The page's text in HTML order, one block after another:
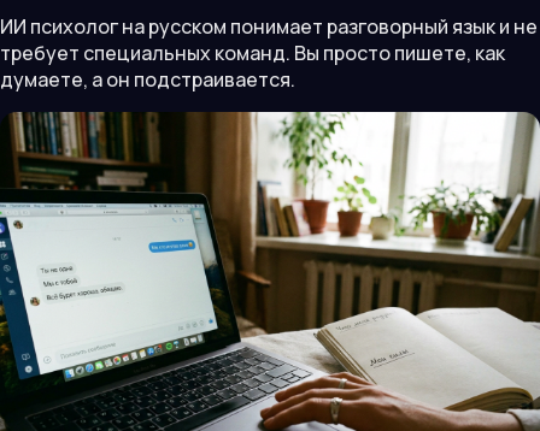
ИИ психолог на русском понимает разговорный язык и не
требует специальных команд. Вы просто пишете, как
думаете, а он подстраивается.